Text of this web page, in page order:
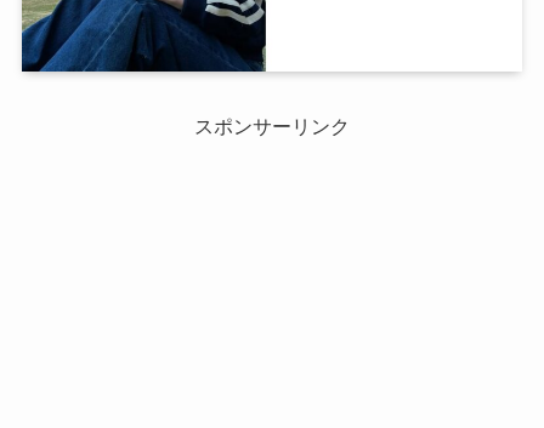
スポンサーリンク